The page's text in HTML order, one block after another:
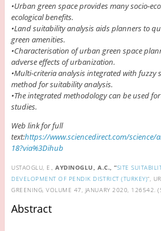
•Urban green space provides many socio-
ecological benefits.
•Land suitability analysis aids planners to
green amenities.
•Characterisation of urban green space
adverse effects of urbanization.
•Multi-criteria analysis integrated with fuzzy
method for suitability analysis.
•The integrated methodology can be used
studies.
Web link for full
text:https://www.sciencedirect.com/science/
18?via%3Dihub
USTAOGLU, E.,AYDINOGLU, A.C., “SITE
DEVELOPMENT OF PENDIK DISTRICT (TURKEY)“,
GREENING, VOLUME 47, JANUARY 2020, 126542.
Abstract